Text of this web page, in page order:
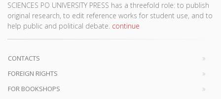
SCIENCES PO UNIVERSITY PRESS has a threefold role: to publish
original research, to edit reference works for student use, and to
help public and political debate. continue
CONTACTS
FOREIGN RIGHTS
FOR BOOKSHOPS